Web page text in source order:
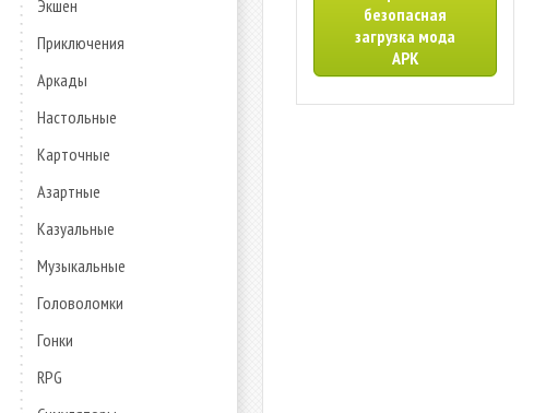
Экшен
Приключения
Аркады
Настольные
Карточные
Азартные
Казуальные
Музыкальные
Головоломки
Гонки
RPG
безопасная
загрузка мода
APK